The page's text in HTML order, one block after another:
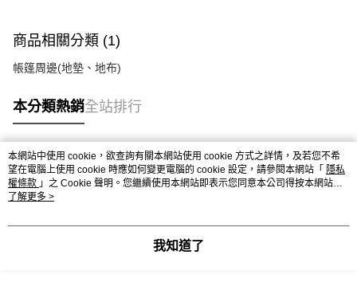
商品相關分類 (1)
帳篷周邊(地墊、地布)
本分類熱銷全站排行
熱門標籤
本網站中使用 cookie，欲查詢有關本網站使用 cookie 方式之詳情，及若您不希
望在電腦上使用 cookie 時應如何變更電腦的 cookie 設定，請參閱本網站「 隱私
權條款 」之 Cookie 聲明。您繼續使用本網站即表示您同意本公司得按本網站使
用條款之 Cookie 聲明使用 cookie。
了解更多 >
我知道了